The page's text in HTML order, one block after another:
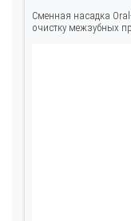
Сменная насадка
очистку межзубных